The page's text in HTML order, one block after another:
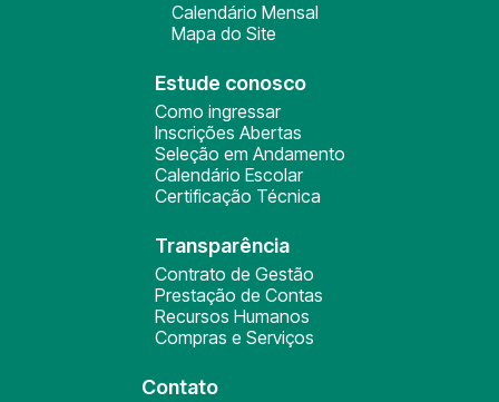
Calendário Mensal
Mapa do Site
Estude conosco
Como ingressar
Inscrições Abertas
Seleção em Andamento
Calendário Escolar
Certificação Técnica
Transparência
Contrato de Gestão
Prestação de Contas
Recursos Humanos
Compras e Serviços
Contato